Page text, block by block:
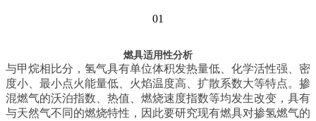
01
燃具适用性分析
与甲烷相比分，氢气具有单位体积发热量低、化学活性强、密
度小、最小点火能量低、火焰温度高、扩散系数大等特点。掺
混燃气的沃泊指数、热值、燃烧速度指数等均发生改变，具有
与天然气不同的燃烧特性，因此要研究现有燃具对掺氢燃气的